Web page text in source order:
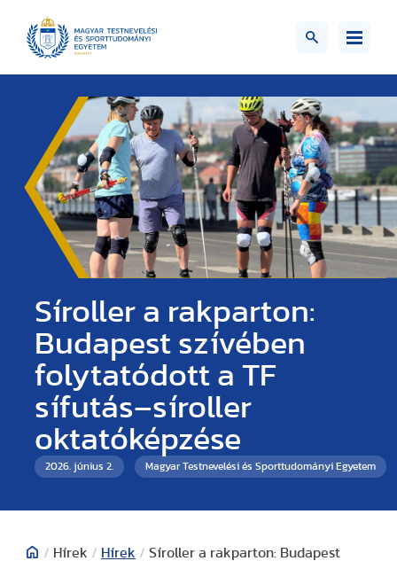
Síroller a rakparton:
Budapest szívében
folytatódott a TF
sífutás–síroller
oktatóképzése
2026. június 2. Magyar Testnevelési és Sporttudományi Egyetem
/ Hírek / Hírek / Síroller a rakparton: Budapest